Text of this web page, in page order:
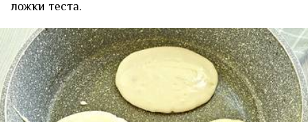
ложки теста.